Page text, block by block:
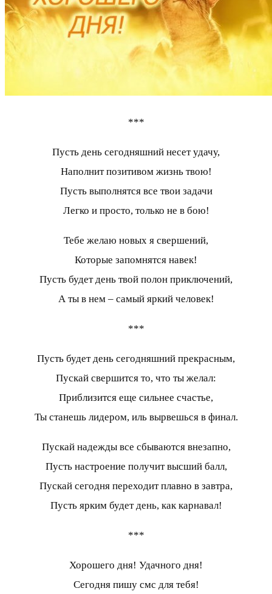
***
Пусть день сегодняшний несет удачу,
Наполнит позитивом жизнь твою!
Пусть выполнятся все твои задачи
Легко и просто, только не в бою!
Тебе желаю новых я свершений,
Которые запомнятся навек!
Пусть будет день твой полон приключений,
А ты в нем – самый яркий человек!
***
Пусть будет день сегодняшний прекрасным,
Пускай свершится то, что ты желал:
Приблизится еще сильнее счастье,
Ты станешь лидером, иль вырвешься в финал.
Пускай надежды все сбываются внезапно,
Пусть настроение получит высший балл,
Пускай сегодня переходит плавно в завтра,
Пусть ярким будет день, как карнавал!
***
Хорошего дня! Удачного дня!
Сегодня пишу смс для тебя!